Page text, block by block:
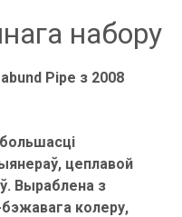
набору
Pipe з 2008
цеплавой
Выраблена з
колеру,